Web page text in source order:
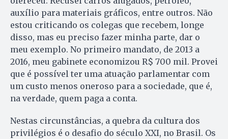
auxílio para materiais gráficos, entre outros. Não
estou criticando os colegas que recebem, longe
disso, mas eu preciso fazer minha parte, dar o
meu exemplo. No primeiro mandato, de 2013 a
2016, meu gabinete economizou R$ 700 mil. Provei
que é possível ter uma atuação parlamentar com
um custo menos oneroso para a sociedade, que é,
na verdade, quem paga a conta.
Nestas circunstâncias, a quebra da cultura dos
privilégios é o desafio do século XXI, no Brasil. Os